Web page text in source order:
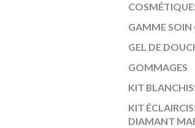
GAMME SOIN
GEL DE
GOMMAGES
KIT
KIT
DIAMANT